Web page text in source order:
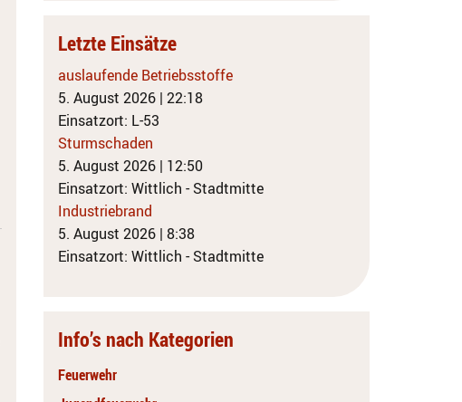
Letzte Einsätze
auslaufende Betriebsstoffe
5. August 2026 | 22:18
Einsatzort: L-53
Sturmschaden
5. August 2026 | 12:50
Einsatzort: Wittlich - Stadtmitte
Industriebrand
5. August 2026 | 8:38
Einsatzort: Wittlich - Stadtmitte
Info’s nach Kategorien
Feuerwehr